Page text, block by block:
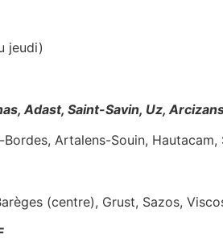
jeudi)
Adast, Saint-Savin, Uz,
Artalens-Souin,
(centre), Grust, Sazos,